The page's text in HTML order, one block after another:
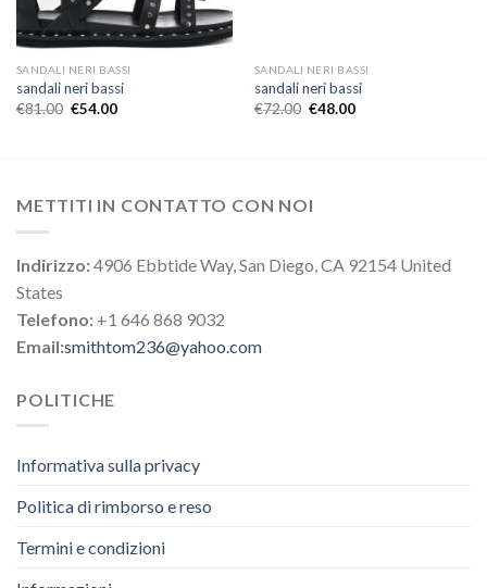
SANDALI NERI BASSI
sandali neri bassi
€81.00 €54.00
SANDALI NERI BASSI
sandali neri bassi
€72.00 €48.00
METTITI IN CONTATTO CON NOI
Indirizzo:4906 Ebbtide Way, San Diego, CA 92154 United
States
Telefono: +1 646 868 9032
Email:smithtom236@yahoo.com
POLITICHE
Informativa sulla privacy
Politica di rimborso e reso
Termini e condizioni